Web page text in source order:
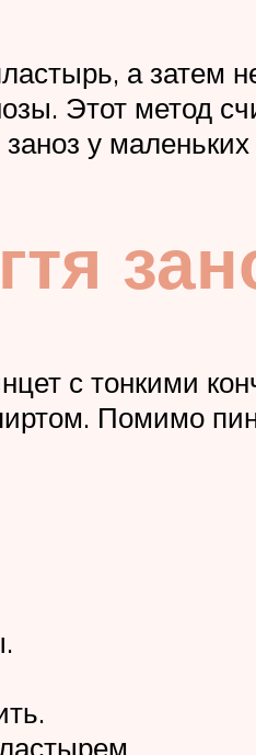
а затем
Этот метод
у маленьких
с тонкими
Помимо